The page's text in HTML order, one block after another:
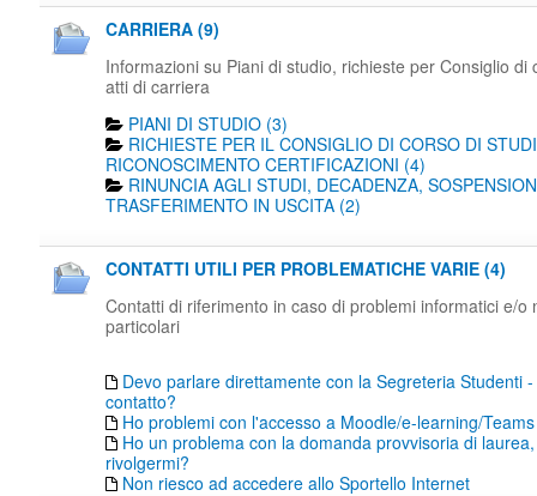
CARRIERA (9)
Informazioni su Piani di studio, richieste per Consiglio di
atti di carriera
PIANI DI STUDIO (3)
RICHIESTE PER IL CONSIGLIO DI CORSO DI
RICONOSCIMENTO CERTIFICAZIONI (4)
RINUNCIA AGLI STUDI, DECADENZA,
TRASFERIMENTO IN USCITA (2)
CONTATTI UTILI PER PROBLEMATICHE VARIE (4)
Contatti di riferimento in caso di problemi informatici e/o
particolari
Devo parlare direttamente con la Segreteria Studenti
contatto?
Ho problemi con l'accesso a Moodle/e-learning/Teams
Ho un problema con la domanda provvisoria di
rivolgermi?
Non riesco ad accedere allo Sportello Internet